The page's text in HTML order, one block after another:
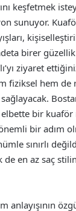
keşfetmek
sunuyor.
birer
ziyaret
fiziksel hem de
elbette bir
bir adım
sınırlı
en az saç
anlayışının